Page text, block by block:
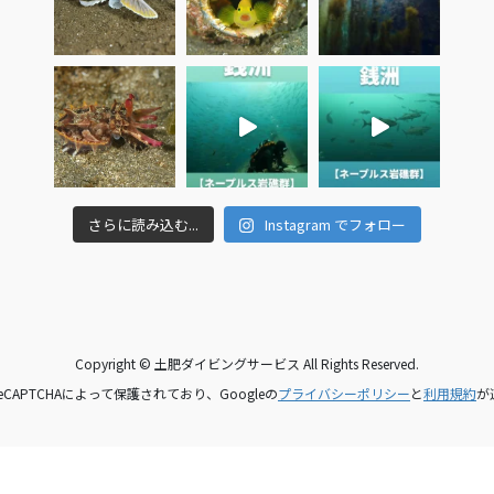
さらに読み込む... Instagram でフォロー
Copyright © 土肥ダイビングサービス All Rights Reserved.
によって保護されており、Googleのプライバシーポリシーと利用規約が